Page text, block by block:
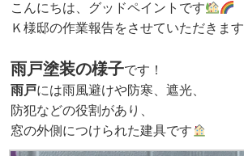
こんにちは、グッドペイントです
Ｋ様邸の作業報告をさせていただきます
雨戸塗装の様子です！
雨戸には雨風避けや防寒、遮光、
防犯などの役割があり、
窓の外側につけられた建具です